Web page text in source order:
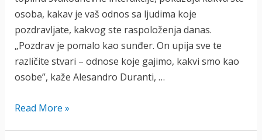
osoba, kakav je vaš odnos sa ljudima koje
pozdravljate, kakvog ste raspoloženja danas.
„Pozdrav je pomalo kao sunđer. On upija sve te
različite stvari – odnose koje gajimo, kakvi smo kao
osobe”, kaže Alesandro Duranti, …
How
Read More »